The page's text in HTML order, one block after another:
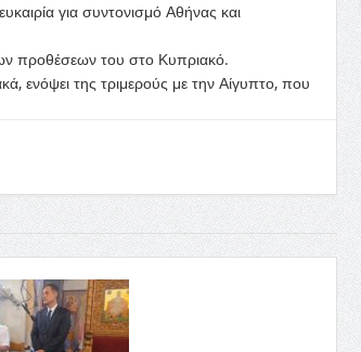
για συντονισμό Αθήνας και
προθέσεων του στο Κυπριακό.
ενόψει της τριμερούς με την Αίγυπτο, που